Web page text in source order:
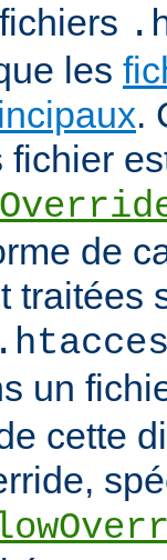
les
.
fichier
de
traitées
un
cette